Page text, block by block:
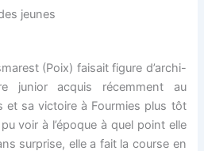
jeunes
(Poix) faisait figure d’archi-
junior acquis récemment au
et sa victoire à Fourmies plus tôt
voir à l’époque à quel point elle
surprise, elle a fait la course en